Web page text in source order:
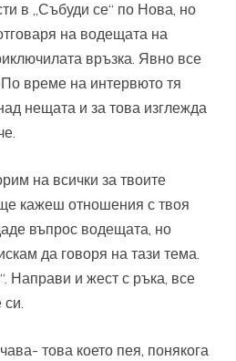
в „Събуди се“ по Нова, но
на водещата на
връзка. Явно все
време на интервюто тя
нещата и за това изглежда
на всички за твоите
кажеш отношения с твоя
въпрос водещата, но
да говоря на тази тема.
Направи и жест с ръка, все
това което пея, понякога